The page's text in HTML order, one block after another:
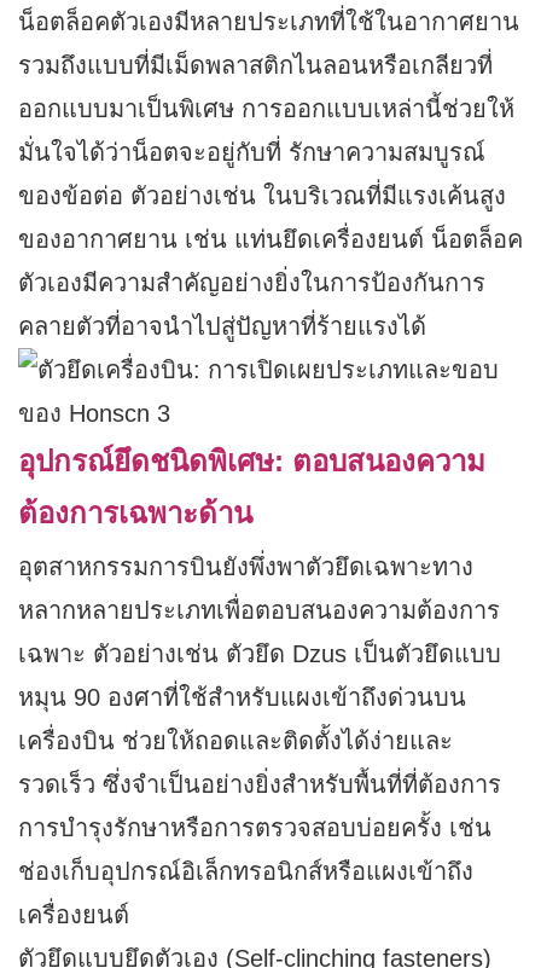
น็อตล็อคตัวเองมีหลายประเภทที่ใช้ในอากาศยาน
รวมถึงแบบที่มีเม็ดพลาสติกไนลอนหรือเกลียวที่
ออกแบบมาเป็นพิเศษ การออกแบบเหล่านี้ช่วยให้
มั่นใจได้ว่าน็อตจะอยู่กับที่ รักษาความสมบูรณ์
ของข้อต่อ ตัวอย่างเช่น ในบริเวณที่มีแรงเค้นสูง
ของอากาศยาน เช่น แท่นยึดเครื่องยนต์ น็อตล็อค
ตัวเองมีความสำคัญอย่างยิ่งในการป้องกันการ
คลายตัวที่อาจนำไปสู่ปัญหาที่ร้ายแรงได้
อุปกรณ์ยึดชนิดพิเศษ: ตอบสนองความ
ต้องการเฉพาะด้าน
อุตสาหกรรมการบินยังพึ่งพาตัวยึดเฉพาะทาง
หลากหลายประเภทเพื่อตอบสนองความต้องการ
เฉพาะ ตัวอย่างเช่น ตัวยึด Dzus เป็นตัวยึดแบบ
หมุน 90 องศาที่ใช้สำหรับแผงเข้าถึงด่วนบน
เครื่องบิน ช่วยให้ถอดและติดตั้งได้ง่ายและ
รวดเร็ว ซึ่งจำเป็นอย่างยิ่งสำหรับพื้นที่ที่ต้องการ
การบำรุงรักษาหรือการตรวจสอบบ่อยครั้ง เช่น
ช่องเก็บอุปกรณ์อิเล็กทรอนิกส์หรือแผงเข้าถึง
เครื่องยนต์
ตัวยึดแบบยึดตัวเอง (Self-clinching fasteners)